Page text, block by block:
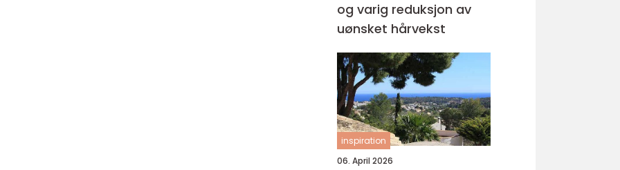
og varig reduksjon av
uønsket hårvekst
inspiration
06. April 2026